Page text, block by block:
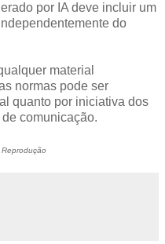
por IA deve incluir um
do
material
normas pode ser
quanto por iniciativa dos
comunicação.